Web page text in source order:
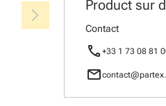
chevron_right Product sur
Contact
call+33 1 73 08 81
mail